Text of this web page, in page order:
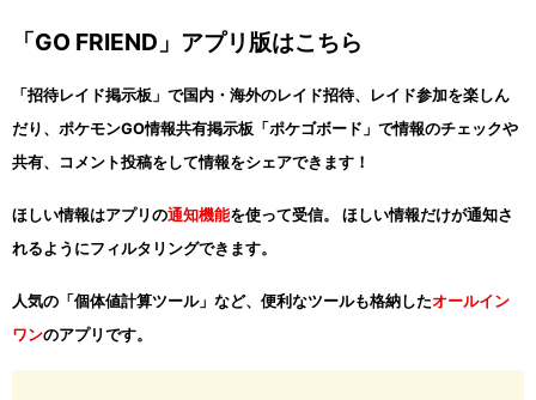
「GO FRIEND」アプリ版はこちら
「招待レイド掲示板」で国内・海外のレイド招待、レイド参加を楽しん
だり、ポケモンGO情報共有掲示板「ポケゴボード」で情報のチェックや
共有、コメント投稿をして情報をシェアできます！
ほしい情報はアプリの通知機能を使って受信。 ほしい情報だけが通知さ
れるようにフィルタリングできます。
人気の「個体値計算ツール」など、便利なツールも格納したオールイン
ワンのアプリです。